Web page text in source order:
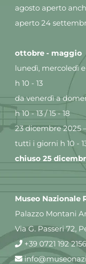
agosto aperto
aperto 24
ottobre - maggio
lunedì, mercoledì
h 10 - 13
da venerdì a
h 10 - 13 / 15 - 18
23 dicembre 2025
tutti i giorni h 10 -
chiuso 25
Museo Nazionale
Palazzo Montani
Via G. Passeri 72,
+39 0721 192 2156